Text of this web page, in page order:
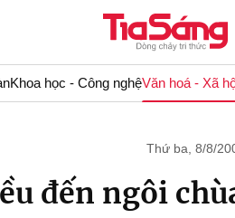
Khoa học - Công nghệVăn hoá - Xã
Thứ ba, 8/8/
đến ngôi